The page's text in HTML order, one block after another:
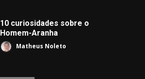
10 curiosidades sobre o
Homem-Aranha
Matheus Noleto